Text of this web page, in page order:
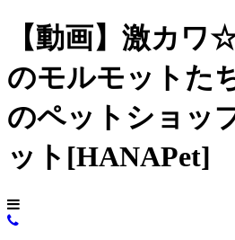
【動画】激カワ
のモルモットた
のペットショッ
ット[HANAPet]